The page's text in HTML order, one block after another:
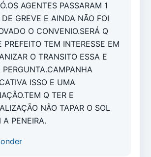
AGENTES PASSARAM 1
GREVE E AINDA NÃO FOI
O CONVENIO.SERÁ Q
PREFEITO TEM INTERESSE EM
O TRANSITO ESSA E
PERGUNTA.CAMPANHA
ISSO E UMA
Q TER E
NÃO TAPAR O SOL
A PENEIRA.